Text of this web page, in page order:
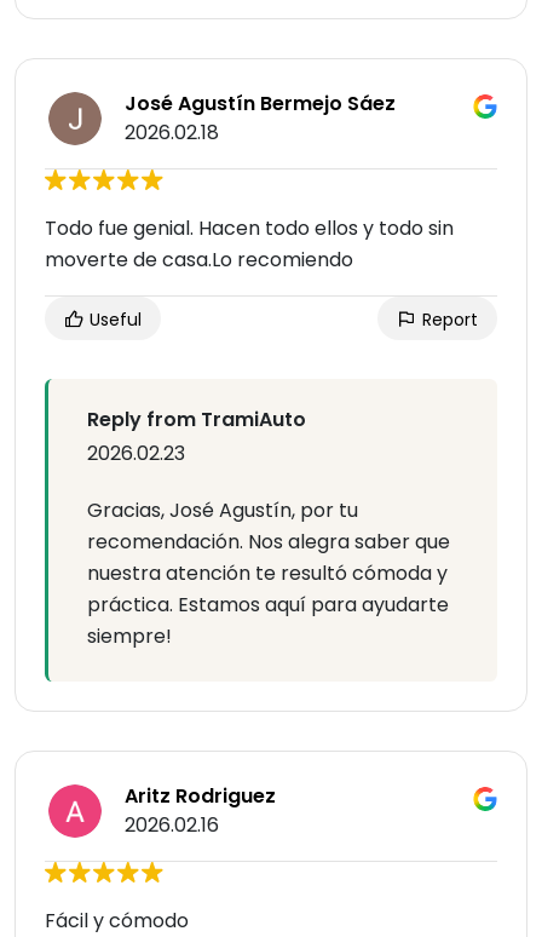
José Agustín Bermejo Sáez
2026.02.18
Todo fue genial. Hacen todo ellos y todo sin
moverte de casa.Lo recomiendo
Useful Report
Reply from TramiAuto
2026.02.23
Gracias, José Agustín, por tu
recomendación. Nos alegra saber que
nuestra atención te resultó cómoda y
práctica. Estamos aquí para ayudarte
siempre!
Aritz Rodriguez
2026.02.16
Fácil y cómodo